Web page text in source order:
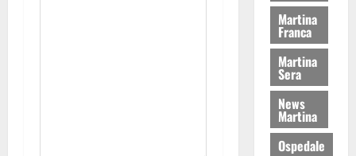
Martina
Franca
Martina
Sera
News
Martina
Ospedale